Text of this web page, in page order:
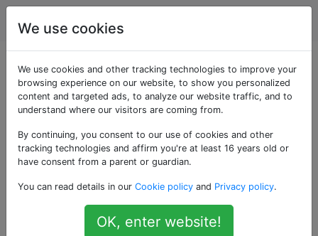
fotografia
Domande taggate
«color-filters»
Filtri obiettivo che rimuovono determinati colori della
luce, utilizzati per applicare un effetto di colore
Ci sono ragioni per usare i filtri
colorati con le fotocamere digitali?
We use cookies
We use cookies and other tracking technologies to improve your
browsing experience on our website, to show you personalized
content and targeted ads, to analyze our website traffic, and to
understand where our visitors are coming from.
By continuing, you consent to our use of cookies and other
tracking technologies and affirm you're at least 16 years old or
have consent from a parent or guardian.
You can read details in our Cookie policy and Privacy policy.
OK, enter website!